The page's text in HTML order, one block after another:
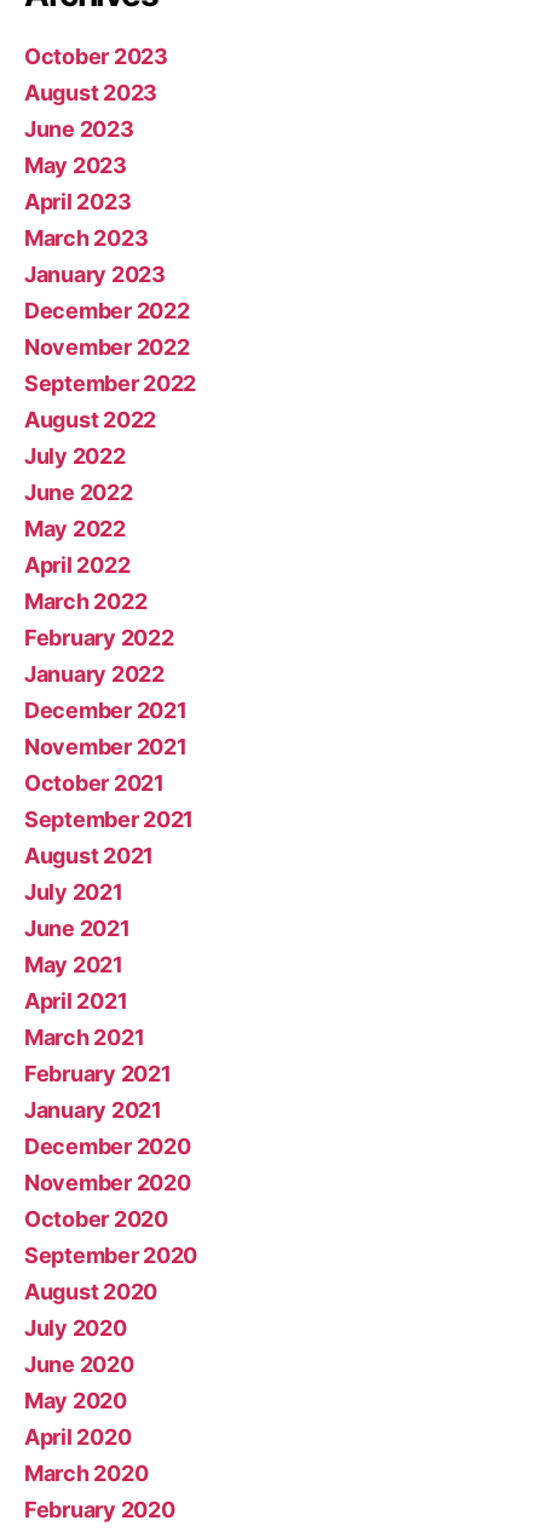
October 2023
August 2023
June 2023
May 2023
April 2023
March 2023
January 2023
December 2022
November 2022
September 2022
August 2022
July 2022
June 2022
May 2022
April 2022
March 2022
February 2022
January 2022
December 2021
November 2021
October 2021
September 2021
August 2021
July 2021
June 2021
May 2021
April 2021
March 2021
February 2021
January 2021
December 2020
November 2020
October 2020
September 2020
August 2020
July 2020
June 2020
May 2020
April 2020
March 2020
February 2020